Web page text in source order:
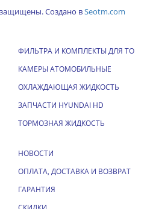
защищены. Создано вSeotm.com
ФИЛЬТРА И КОМПЛЕКТЫ ДЛЯ ТО
КАМЕРЫ АТОМОБИЛЬНЫЕ
ОХЛАЖДАЮЩАЯ ЖИДКОСТЬ
ЗАПЧАСТИ HYUNDAI HD
ТОРМОЗНАЯ ЖИДКОСТЬ
НОВОСТИ
ОПЛАТА, ДОСТАВКА И ВОЗВРАТ
ГАРАНТИЯ